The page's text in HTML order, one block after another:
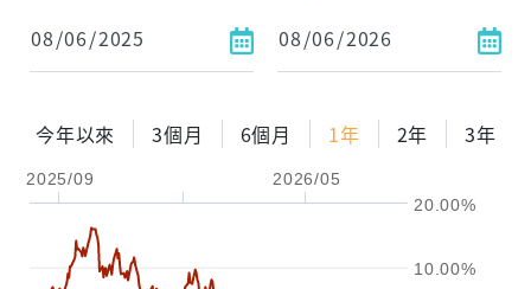
今年以來 3個月 6個月 1年 2年 3年
2025/09 2026/05
10.00%
20.00%
1年
2年
配息金額
配息率
參考報酬率
-%